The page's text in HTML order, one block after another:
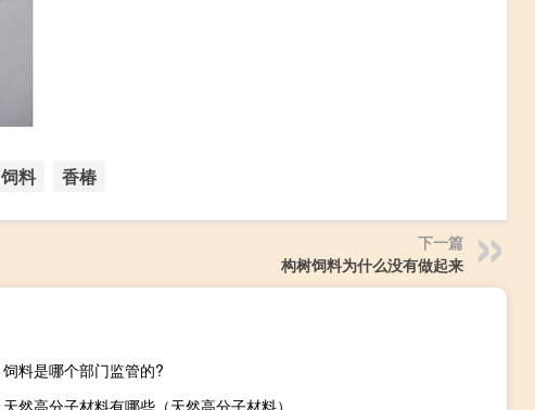
饲料 香椿
下一篇
构树饲料为什么没有做起来
饲料是哪个部门监管的?
天然高分子材料有哪些（天然高分子材料）